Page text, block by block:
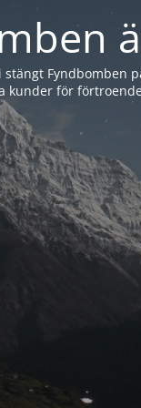
stängt Fyndbomben
kunder för